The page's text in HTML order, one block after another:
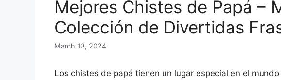
Mejores Chistes de Papá –
Colección de Divertidas
March 13, 2024
Los chistes de papá tienen un lugar especial en el